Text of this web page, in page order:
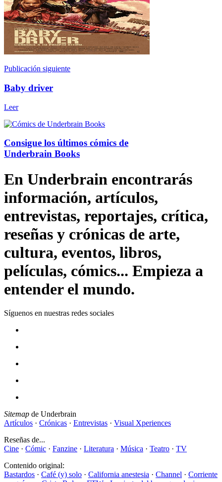
Publicación siguiente
Baby driver
Leer
Consigue los últimos cómics de
Underbrain Books
En Underbrain encontrarás
información, artículos,
entrevistas, reportajes, crítica,
reseñas y crónicas de arte,
cultura, eventos, libros,
películas, cómics... Empieza a
entender el mundo.
Síguenos en nuestras redes sociales
Sitemap de Underbrain
Artículos · Crónicas · Entrevistas · Visual Xperiences
Reseñas de...
Cine · Cómic · Fanzine · Literatura · Música · Teatro · TV
Contenido original:
Bastardos · Café (y) solo · California anestesia · Channel · Corriente